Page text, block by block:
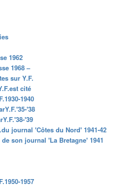
1962
1968 –
sur Y.F.
cité
1940
'38
'39
journal 'Côtes du Nord' 1941-42
son journal 'La Bretagne' 1941
1957